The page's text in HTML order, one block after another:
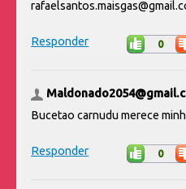
Responder 0
Bucetao carnudu merece
Responder 0